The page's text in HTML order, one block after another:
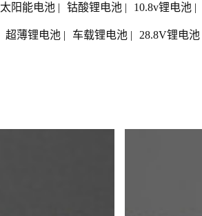
太阳能电池 | 钴酸锂电池 | 10.8v锂电池 |
超薄锂电池 | 车载锂电池 | 28.8V锂电池